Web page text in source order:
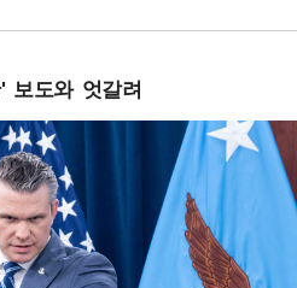
보도와 엇갈려